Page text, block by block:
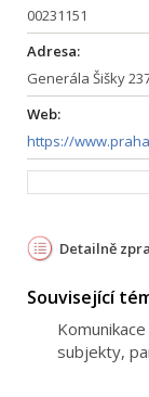
00231151
Adresa:
Generála Šišky
Web:
https://
Detailně
Související
subjekty,